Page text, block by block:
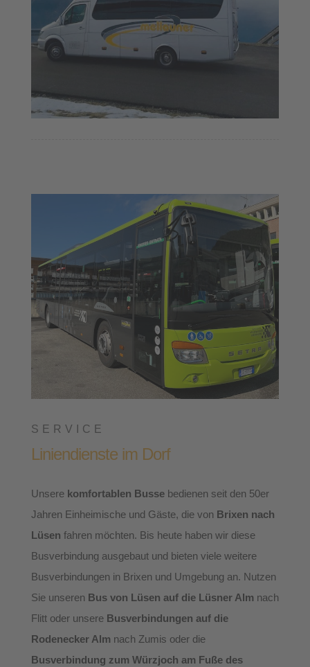
SERVICE
Liniendienste im Dorf
Unsere komfortablen Bussebedienen seit den 50er
Jahren Einheimische und Gäste, die von Brixen nach
Lüsen fahren möchten. Bis heute haben wir diese
Busverbindung ausgebaut und bieten viele weitere
Busverbindungen in Brixen und Umgebung an. Nutzen
Sie unseren Bus von Lüsen auf die Lüsner Alm nach
Flitt oder unsere Busverbindungen auf die
Rodenecker Alm nach Zumis oder die
Busverbindung zum Würzjoch am Fuße des